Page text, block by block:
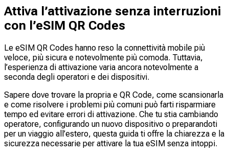
Attiva l’attivazione senza interruzioni
con l’eSIM QR Codes
Le eSIM QR Codes hanno reso la connettività mobile più
veloce, più sicura e notevolmente più comoda. Tuttavia,
l’esperienza di attivazione varia ancora notevolmente a
seconda degli operatori e dei dispositivi.
Sapere dove trovare la propria e QR Code, come scansionarla
e come risolvere i problemi più comuni può farti risparmiare
tempo ed evitare errori di attivazione. Che tu stia cambiando
operatore, configurando un nuovo dispositivo o preparandoti
per un viaggio all’estero, questa guida ti offre la chiarezza e la
sicurezza necessarie per attivare la tua eSIM senza intoppi.